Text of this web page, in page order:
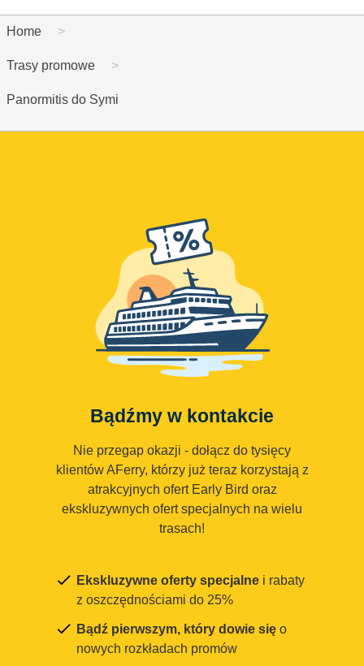
Home
Trasy promowe
Panormitis do Symi
Bądźmy w kontakcie
Nie przegap okazji - dołącz do tysięcy
klientów AFerry, którzy już teraz korzystają z
atrakcyjnych ofert Early Bird oraz
ekskluzywnych ofert specjalnych na wielu
trasach!
Ekskluzywne oferty specjalne i rabaty
z oszczędnościami do 25%
Bądź pierwszym, który dowie się o
nowych rozkładach promów